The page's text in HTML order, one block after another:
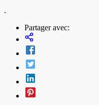
.
Partager avec: